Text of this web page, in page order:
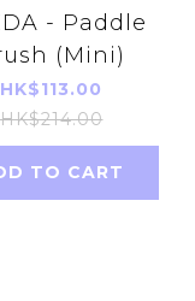
- Paddle
(Mini)
HK$113.00
HK$214.00
TO CART